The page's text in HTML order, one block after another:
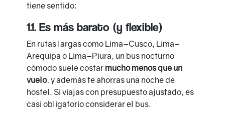
tiene sentido:
1.1. Es más barato (y flexible)
En rutas largas como Lima–Cusco, Lima–
Arequipa o Lima–Piura, un bus nocturno
cómodo suele costar mucho menos que un
vuelo, y además te ahorras una noche de
hostel. Si viajas con presupuesto ajustado, es
casi obligatorio considerar el bus.